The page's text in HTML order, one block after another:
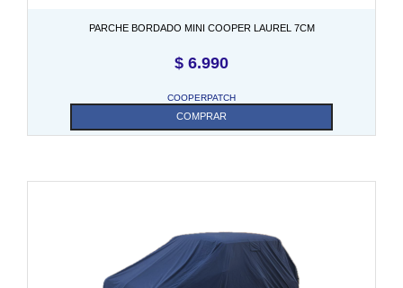
PARCHE BORDADO MINI COOPER LAUREL 7CM
$ 6.990
COOPERPATCH
COMPRAR